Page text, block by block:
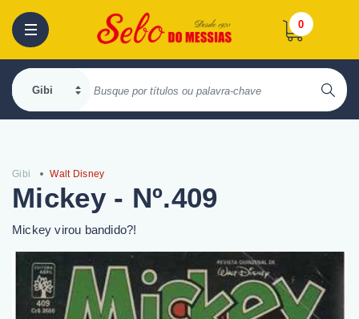
0
Gibi Walt Disney
Mickey - Nº.409
Mickey virou bandido?!